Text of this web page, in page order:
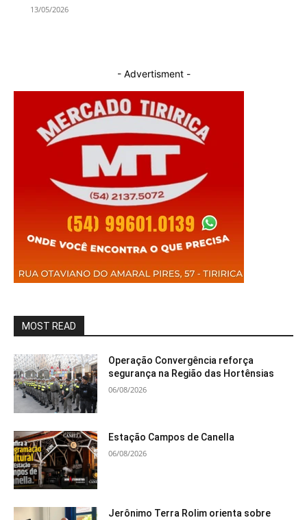
13/05/2026
- Advertisment -
MOST READ
Operação Convergência reforça
segurança na Região das Hortênsias
06/08/2026
Estação Campos de Canella
06/08/2026
Jerônimo Terra Rolim orienta sobre